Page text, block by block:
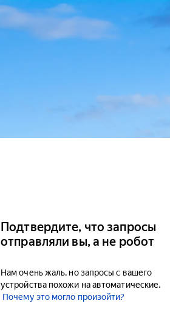
Подтвердите, что запросы
отправляли вы, а не робот
Нам очень жаль, но запросы с вашего
устройства похожи на автоматические.
Почему это могло произойти?